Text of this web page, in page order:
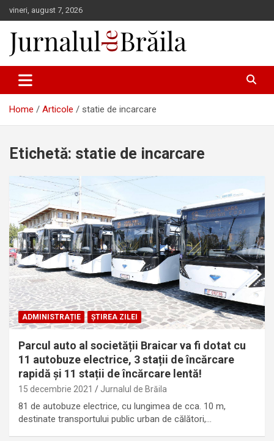
Skip
to
content
vineri, august 7, 2026
Jurnalul de Brăila
Home Articole statie de incarcare
Etichetă: statie de incarcare
ADMINISTRAȚIE ȘTIREA ZILEI
Parcul auto al societății Braicar va fi dotat cu
11 autobuze electrice, 3 stații de încărcare
rapidă și 11 stații de încărcare lentă!
15 decembrie 2021 Jurnalul de Brăila
81 de autobuze electrice, cu lungimea de cca. 10 m,
destinate transportului public urban de călători,…